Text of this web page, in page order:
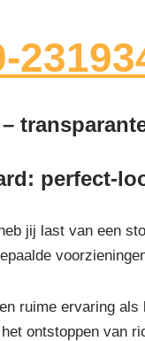
perfect-
jij last van een
ruime ervaring
ontstoppen van